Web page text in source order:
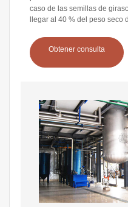
caso de las semillas de
llegar al 40 % del peso seco
Obtener consulta